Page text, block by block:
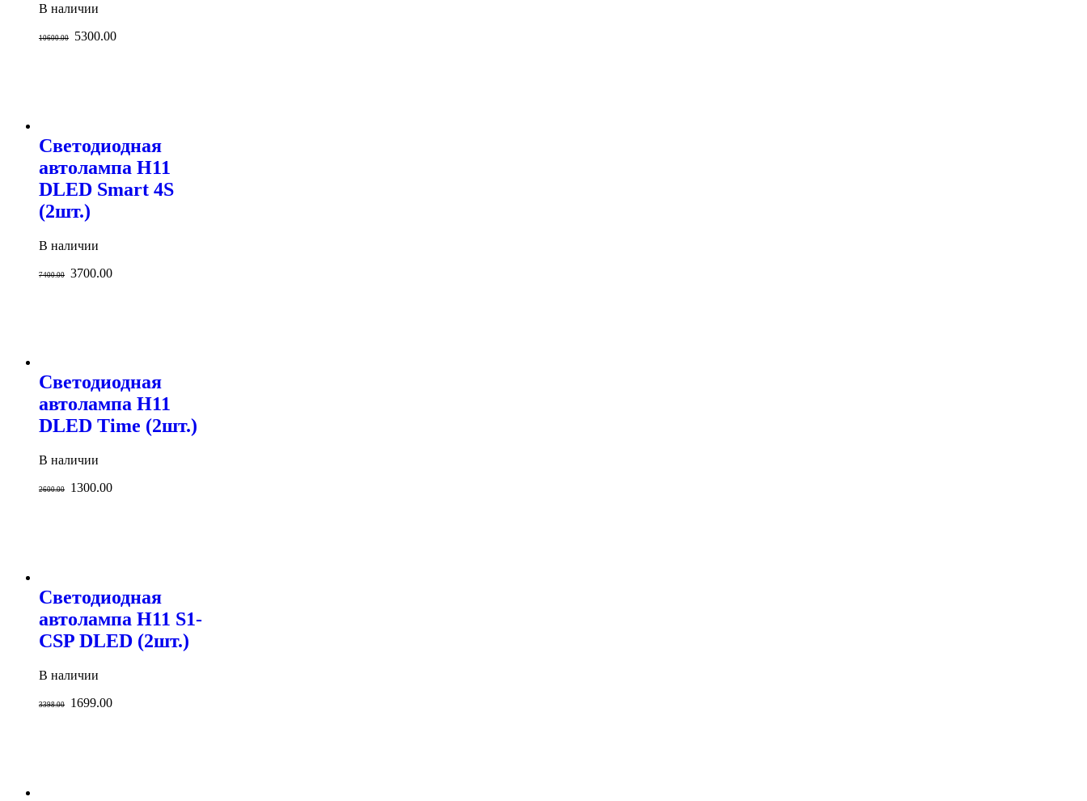
В наличии
10600.00 5300.00
Светодиодная
автолампа H11
DLED Smart 4S
(2шт.)
В наличии
7400.00 3700.00
Светодиодная
автолампа H11
DLED Time (2шт.)
В наличии
2600.00 1300.00
Светодиодная
автолампа H11 S1-
CSP DLED (2шт.)
В наличии
3398.00 1699.00